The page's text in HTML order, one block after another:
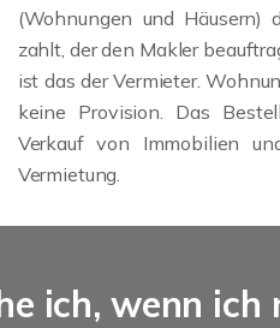
(Wohnungen und Häusern)
zahlt, der den Makler
ist das der Vermieter.
keine Provision. Das
Verkauf von Immobilien
Vermietung.
ich, wenn ich